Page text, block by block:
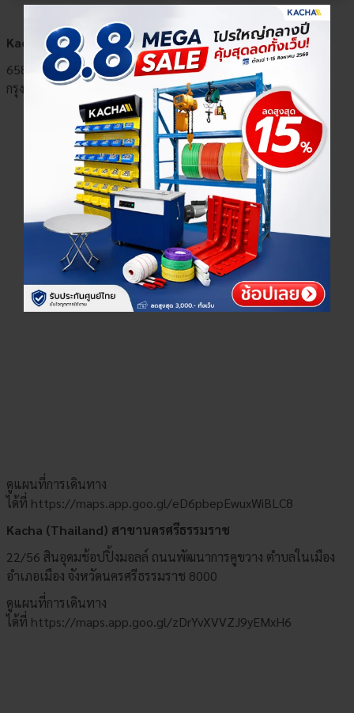
Kacha (Thailand) สาขาสาทร (สำนักงานใหญ่)
658 ชั้นที่ 1,2,3 ซอยเจริญกรุง 67 แขวงยานนาวา เขตสาทร
กรุงเทพมหานคร 10120
ดูแผนที่การเดินทาง
ได้ที่ https://maps.app.goo.gl/eD6pbepEwuxWiBLC8
Kacha (Thailand) สาขานครศรีธรรมราช
22/56 สินอุดมช้อปปิ้งมอลล์ ถนนพัฒนาการคูขวาง ตำบลในเมือง
อำเภอเมือง จังหวัดนครศรีธรรมราช 8000
ดูแผนที่การเดินทาง
ได้ที่ https://maps.app.goo.gl/zDrYvXVVZJ9yEMxH6
เลือกตัวเลือกสินค้า